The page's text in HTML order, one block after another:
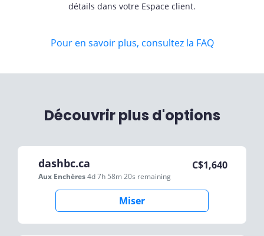
détails dans votre Espace client.
Pour en savoir plus, consultez la FAQ
Découvrir plus d'options
dashbc.ca
Aux Enchères4d 7h 58m 20s remaining
C$1,640
Miser